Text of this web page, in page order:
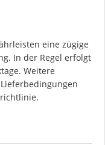
eine zügige
In der Regel erfolgt
Weitere